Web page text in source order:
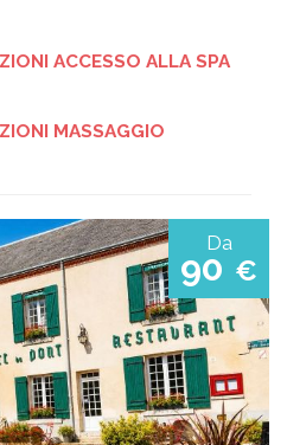
ACCESSO ALLA SPA
MASSAGGIO
Da
90 €